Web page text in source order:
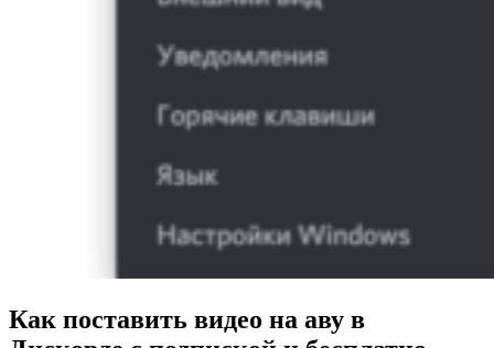
Как поставить видео на аву в